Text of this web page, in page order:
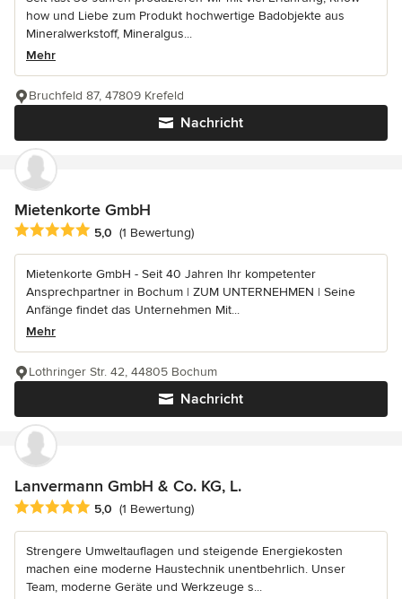
how und Liebe zum Produkt hochwertige Badobjekte aus
Mineralwerkstoff, Mineralgus...
Mehr
Nachricht
Bruchfeld 87, 47809 Krefeld
Mietenkorte GmbH
Durchschnittliche Bewertung: 5 von 5 Sternen
5,0 (1 Bewertung)
Mietenkorte GmbH - Seit 40 Jahren Ihr kompetenter
Ansprechpartner in Bochum | ZUM UNTERNEHMEN | Seine
Anfänge findet das Unternehmen Mit...
Mehr
Nachricht
Lothringer Str. 42, 44805 Bochum
Lanvermann GmbH & Co. KG, L.
Durchschnittliche Bewertung: 5 von 5 Sternen
5,0 (1 Bewertung)
Strengere Umweltauflagen und steigende Energiekosten
machen eine moderne Haustechnik unentbehrlich. Unser
Team, moderne Geräte und Werkzeuge s...